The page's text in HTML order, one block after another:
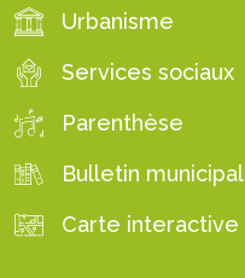
Urbanisme
Services sociaux
Parenthèse
Bulletin municipal
Carte interactive